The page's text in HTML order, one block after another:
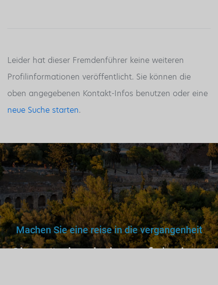
Leider hat dieser Fremdenführer keine weiteren
Profilinformationen veröffentlicht. Sie können die
oben angegebenen Kontakt-Infos benutzen oder eine
neue Suche starten.
Machen Sie eine reise in die vergangenheit
Sie würden keinem falschen